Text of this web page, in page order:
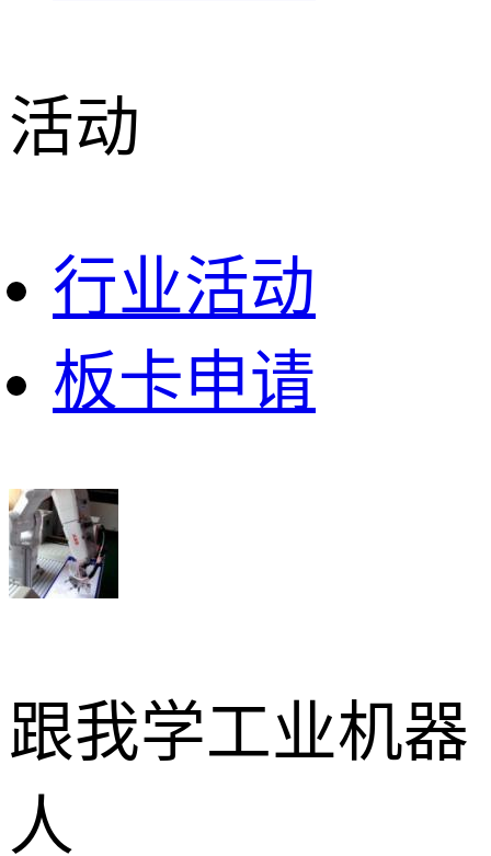
活动
行业活动
板卡申请
跟我学工业机器
人